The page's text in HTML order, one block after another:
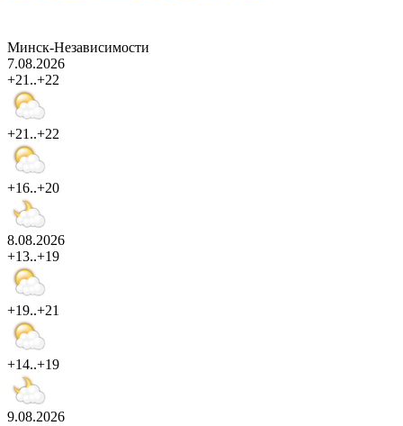
Минск-Независимости
7.08.2026
+21..+22
+21..+22
+16..+20
8.08.2026
+13..+19
+19..+21
+14..+19
9.08.2026